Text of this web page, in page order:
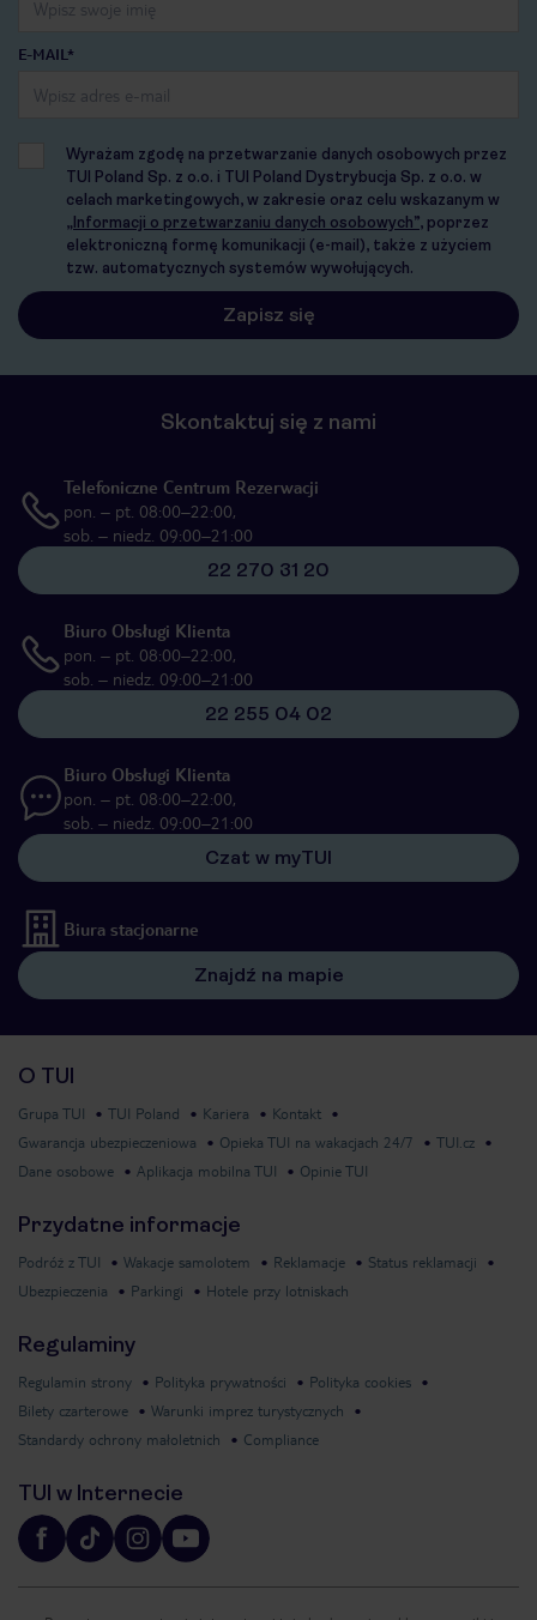
E-MAIL*
Wyrażam zgodę na przetwarzanie danych osobowych przez
TUI Poland Sp. z o.o. i TUI Poland Dystrybucja Sp. z o.o. w
celach marketingowych, w zakresie oraz celu wskazanym w
„Informacji o przetwarzaniu danych osobowych”, poprzez
elektroniczną formę komunikacji (e-mail), także z użyciem
tzw. automatycznych systemów wywołujących.
Skontaktuj się z nami
Telefoniczne Centrum Rezerwacji
pon. – pt. 08:00–22:00,
sob. – niedz. 09:00–21:00
22 270 31 20
Biuro Obsługi Klienta
pon. – pt. 08:00–22:00,
sob. – niedz. 09:00–21:00
22 255 04 02
Biuro Obsługi Klienta
pon. – pt. 08:00–22:00,
sob. – niedz. 09:00–21:00
Czat w myTUI
Biura stacjonarne
Znajdź na mapie
O TUI
Grupa TUI TUI Poland Kariera
Kontakt
Gwarancja ubezpieczeniowa
Opieka TUI na wakacjach 24/7
TUI.cz
Dane osobowe
Aplikacja mobilna TUI Opinie TUI
Przydatne informacje
Podróż z TUI Wakacje samolotem Reklamacje
Status reklamacji
Ubezpieczenia
Parkingi Hotele przy lotniskach
Regulaminy
Regulamin strony Polityka prywatności
Polityka cookies
Bilety czarterowe
Warunki imprez turystycznych
Standardy ochrony małoletnich
Compliance
TUI w Internecie